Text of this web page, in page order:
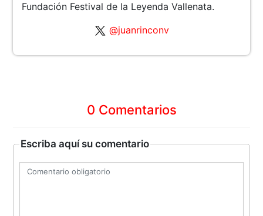
Fundación Festival de la Leyenda Vallenata.
@juanrinconv
0 Comentarios
Escriba aquí su comentario